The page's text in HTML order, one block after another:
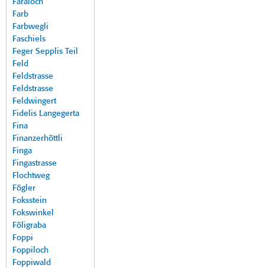
Faraloch
Farb
Farbwegli
Faschiels
Feger Sepplis Teil
Feld
Feldstrasse
Feldstrasse
Feldwingert
Fidelis Langegerta
Fina
Finanzerhöttli
Finga
Fingastrasse
Flochtweg
Fögler
Foksstein
Fokswinkel
Föligraba
Foppi
Foppiloch
Foppiwald